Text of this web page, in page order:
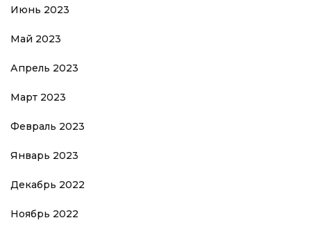
Июнь 2023
Май 2023
Апрель 2023
Март 2023
Февраль 2023
Январь 2023
Декабрь 2022
Ноябрь 2022